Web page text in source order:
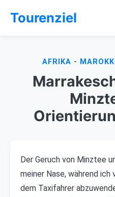
Tourenziel
AFRIKA -
Der Geruch von Minztee
meiner Nase, während
dem Taxifahrer